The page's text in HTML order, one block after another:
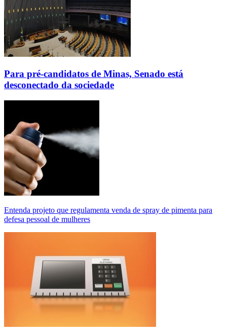
Para pré-candidatos de Minas, Senado está
desconectado da sociedade
Entenda projeto que regulamenta venda de spray de pimenta para
defesa pessoal de mulheres